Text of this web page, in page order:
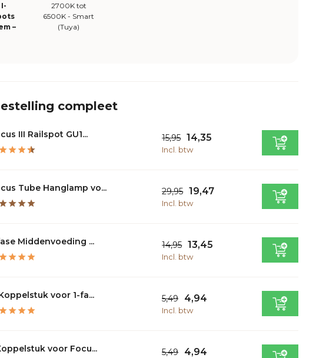
–
2700K tot
6500K - Smart
(Tuya)
compleet
III Railspot GU1... 15,95 14,35
Incl. btw
Tube Hanglamp vo... 29,95 19,47
Incl. btw
Middenvoeding ... 14,95 13,45
Incl. btw
voor 1-fa... 5,49 4,94
Incl. btw
voor Focu... 5,49 4,94